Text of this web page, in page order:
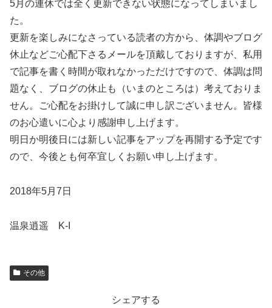
5月の連休では全く更新できない状態になってしまいまし
た。
更新を楽しみになさっている読者の方から、体調やブログ
休止などご心配下さるメールを頂戴しておりますが、私用
で記事を書く時間が取れなかっただけですので、体調は問
題なく、ブログの休止も（いまのところは）考えておりま
せん。ご心配をお掛けして誠に申し訳ございません。皆様
のお心遣いに心より感謝申し上げます。
明日か明後日には新しい記事をアップを再開する予定です
ので、今後とも何卒宜しくお願い申し上げます。
2018年5月7日
温泉逍遥 K-I
その他
シェアする